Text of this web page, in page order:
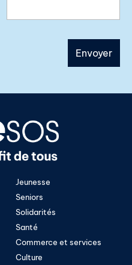
Jeunesse
Seniors
Solidarités
Santé
Commerce et services
Culture